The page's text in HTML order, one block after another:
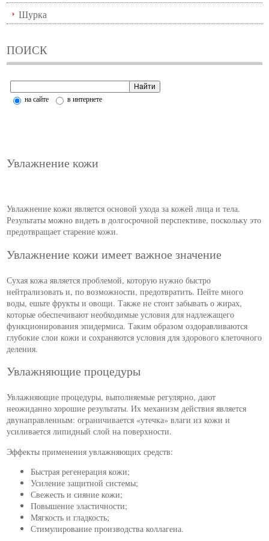
Шурка
ПОИСК
на сайте в интернете
Увлажнение кожи
Увлажнение кожи является основой ухода за кожей лица и тела.
Результаты можно видеть в долгосрочной перспективе, поскольку это
предотвращает старение кожи.
Увлажнение кожи имеет важное значение
Сухая кожа является проблемой, которую нужно быстро
нейтрализовать и, по возможности, предотвратить. Пейте много
воды, ешьте фрукты и овощи. Также не стоит забывать о жирах,
которые обеспечивают необходимые условия для надлежащего
функционирования эпидермиса. Таким образом оздоравливаются
глубокие слои кожи и сохраняются условия для здорового клеточного
деления.
Увлажняющие процедуры
Увлажняющие процедуры, выполняемые регулярно, дают
неожиданно хорошие результаты. Их механизм действия является
двунаправленным: ограничивается «утечка» влаги из кожи и
усиливается липидный слой на поверхности.
Эффекты применения увлажняющих средств:
Быстрая регенерация кожи;
Усиление защитной системы;
Свежесть и сияние кожи;
Повышение эластичности;
Мягкость и гладкость;
Стимулирование производства коллагена.